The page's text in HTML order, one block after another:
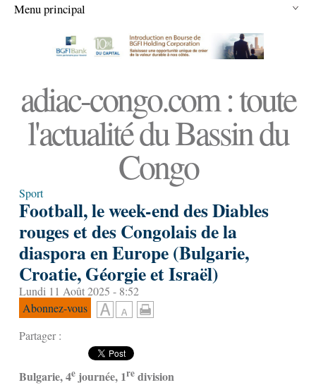
Menu principal
adiac-congo.com : toute
l'actualité du Bassin du
Congo
Sport
Football, le week-end des Diables
rouges et des Congolais de la
diaspora en Europe (Bulgarie,
Croatie, Géorgie et Israël)
Lundi 11 Août 2025 - 8:52
Abonnez-vous
Partager :
Bulgarie, 4e journée, 1re division